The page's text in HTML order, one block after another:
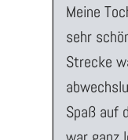
Meine
sehr
Strecke
Spaß auf